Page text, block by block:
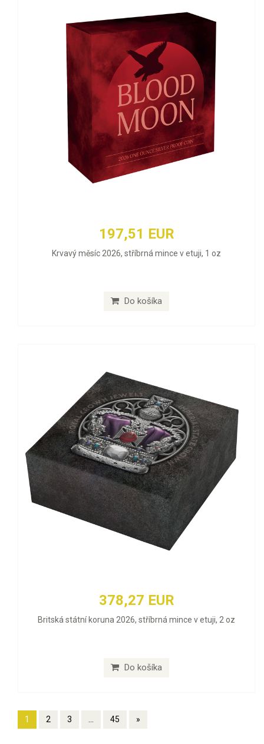
197,51 EUR
Krvavý měsíc 2026, stříbrná mince v etuji, 1 oz
Do košíka
378,27 EUR
Britská státní koruna 2026, stříbrná mince v etuji, 2 oz
Do košíka
1 2 3 ... 45 »